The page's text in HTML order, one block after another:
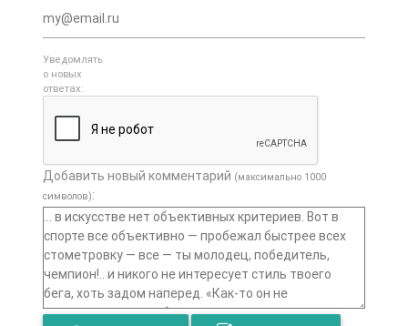
Уведомлять
о новых
ответах:
Добавить новый комментарий (максимально 1000
символов):